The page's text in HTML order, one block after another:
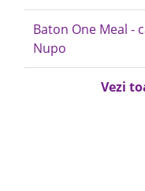
Baton One Meal -
Nupo
Vezi